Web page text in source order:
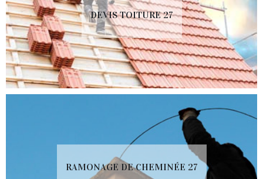
DEVIS TOITURE 27
RAMONAGE DE CHEMINÉE 27